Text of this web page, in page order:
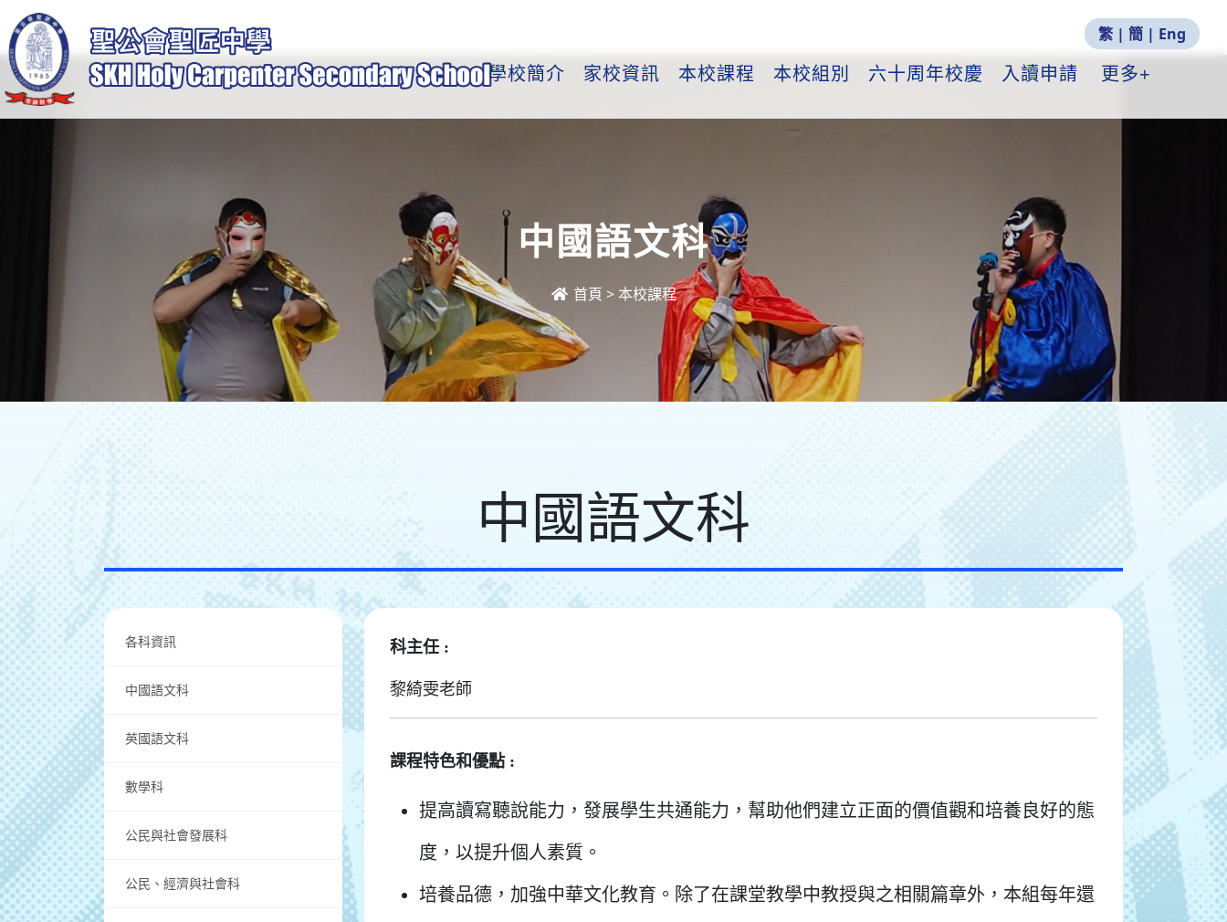
繁 | 簡 | Eng
學校簡介
家校資訊 本校課程 本校組別 六十周年校慶 入讀申請 更多+
中國語文科
首頁 > 本校課程
中國語文科
各科資訊
中國語文科
英國語文科
數學科
公民與社會發展科
公民、經濟與社會科
科主任 :
黎綺雯老師
課程特色和優點 :
提高讀寫聽說能力，發展學生共通能力，幫助他們建立正面的價值觀和培養良好的態
度，以提升個人素質。
培養品德，加強中華文化教育。除了在課堂教學中教授與之相關篇章外，本組每年還